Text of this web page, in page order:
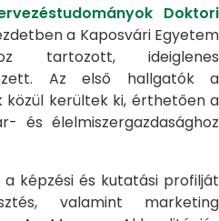
Doktori
a Kaposvári Egyetem
tartozott, ideiglenes
Az első hallgatók a
kerültek ki, érthetően a
és élelmiszergazdasághoz
képzési és kutatási profilját
valamint marketing